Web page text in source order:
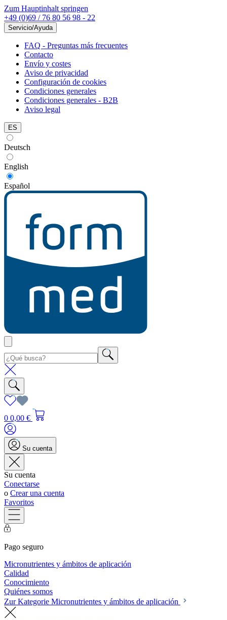
Zum Hauptinhalt springen
+49 (0)69 / 76 80 56 98 - 22
Servicio/Ayuda
FAQ - Preguntas más frecuentes
Contacto
Envío y costes
Aviso de privacidad
Configuración de cookies
Condiciones generales
Condiciones generales - B2B
Aviso legal
ES
Deutsch
English
Español
0 0,00 €
Su cuenta
Su cuenta
Conectarse
o Crear una cuenta
Favoritos
Pago seguro
Micronutrientes y ámbitos de aplicación
Calidad
Conocimiento
Quiénes somos
Zur Kategorie Micronutrientes y ámbitos de aplicación